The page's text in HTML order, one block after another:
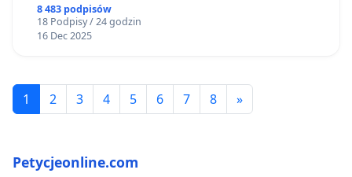
8 483 podpisów
18 Podpisy / 24 godzin
16 Dec 2025
1 2 3 4 5 6 7 8 »
Petycjeonline.com